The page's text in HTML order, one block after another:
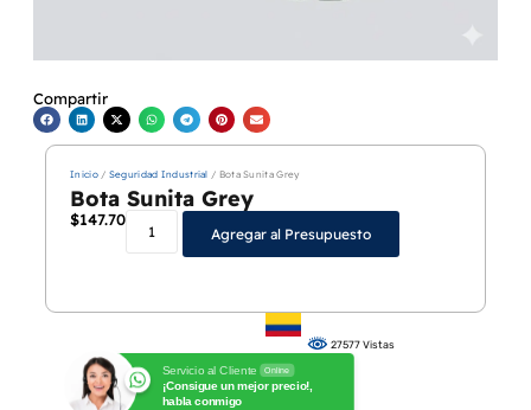
Compartir
Inicio/ Seguridad Industrial / Bota Sunita Grey
Bota Sunita Grey
$147.700
Agregar al Presupuesto
Servicio al Cliente Online
¡Consigue un mejor precio!,
habla conmigo
27577 Vistas